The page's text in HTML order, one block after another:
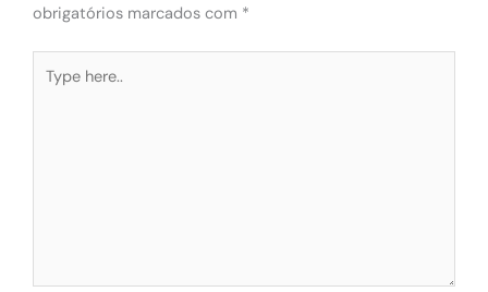
obrigatórios marcados com *
here..